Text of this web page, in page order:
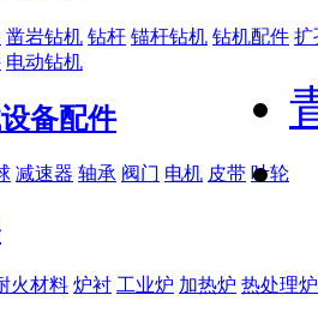
凿岩钻机 钻杆 锚杆钻机 钻机配件 扩
电动钻机
备配件
减速器 轴承 阀门 电机 皮带 叶轮
火材料 炉衬 工业炉 加热炉 热处理炉